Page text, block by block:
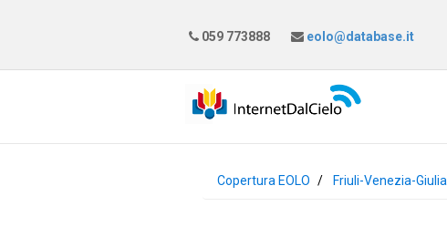
059 773888 eolo@database.it
Copertura EOLO Friuli-Venezia-Giulia